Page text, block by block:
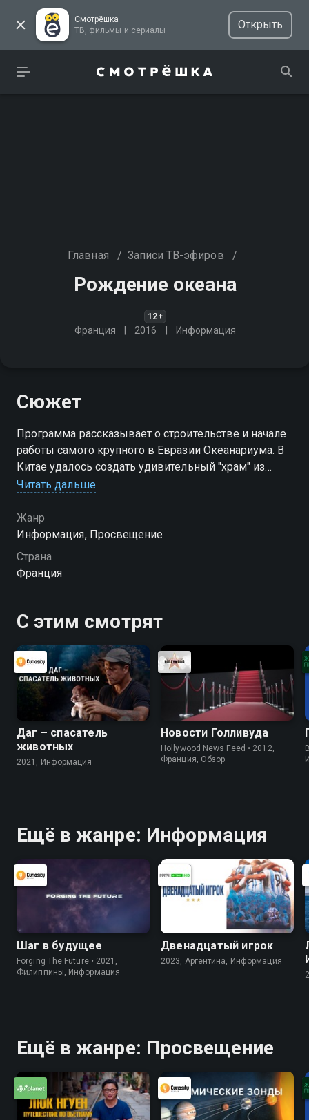
Смотрёшка
ТВ, фильмы и сериалы
Открыть
Главная / Записи ТВ-эфиров /
Рождение океана
12+
Франция 2016 Информация
Сюжет
Программа рассказывает о строительстве и начале
работы самого крупного в Евразии Океанариума. В
Китае удалось создать удивительный "храм" из
стекла и бетона водоизмещением 500 млн литров,
созданий
Читать дальше
Жанр
Информация, Просвещение
Страна
Франция
С этим смотрят
Даг – спасатель
животных
2021, Информация
Новости Голливуда
Hollywood News Feed • 2012,
Франция, Обзор
Ещё в жанре: Информация
Шаг в будущее
Forging The Future • 2021,
Филиппины, Информация
Двенадцатый игрок
2023, Аргентина, Информация
Ещё в жанре: Просвещение